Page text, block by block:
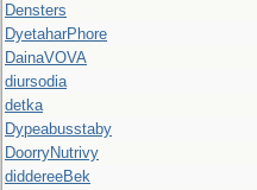
Densters
DyetaharPhore
DainaVOVA
diursodia
detka
Dypeabusstaby
DoorryNutrivy
diddereeBek